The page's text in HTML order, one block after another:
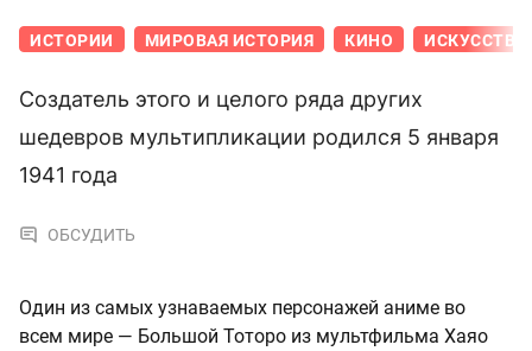
ИСТОРИИ МИРОВАЯ ИСТОРИЯ КИНО ИСКУССТВО
Создатель этого и целого ряда других
шедевров мультипликации родился 5 января
1941 года
ОБСУДИТЬ
Один из самых узнаваемых персонажей аниме во
всем мире — Большой Тоторо из мультфильма Хаяо